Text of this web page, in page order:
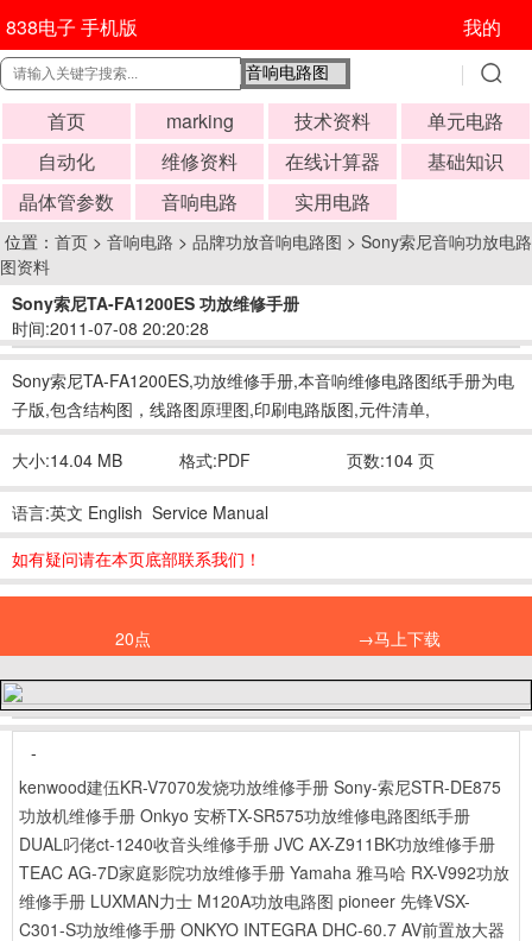
838电子 手机版 我的
首页 marking 技术资料
单元电路
自动化
维修资料 在线计算器
基础知识
晶体管参数
音响电路 实用电路
位置： 首页 > 音响电路 > 品牌功放音响电路图 > Sony索尼音响功放电路
图资料
Sony索尼TA-FA1200ES 功放维修手册
时间:2011-07-08 20:20:28
Sony索尼TA-FA1200ES,功放维修手册,本音响维修电路图纸手册为电
子版,包含结构图，线路图原理图,印刷电路版图,元件清单,
大小:14.04 MB 格式:PDF 页数:104 页
语言:英文 English Service Manual
如有疑问请在本页底部联系我们！
20点 →马上下载
-
kenwood建伍KR-V7070发烧功放维修手册 Sony-索尼STR-DE875
功放机维修手册 Onkyo 安桥TX-SR575功放维修电路图纸手册
DUAL叼佬ct-1240收音头维修手册 JVC AX-Z911BK功放维修手册
TEAC AG-7D家庭影院功放维修手册 Yamaha 雅马哈 RX-V992功放
维修手册 LUXMAN力士 M120A功放电路图 pioneer 先锋VSX-
C301-S功放维修手册 ONKYO INTEGRA DHC-60.7 AV前置放大器